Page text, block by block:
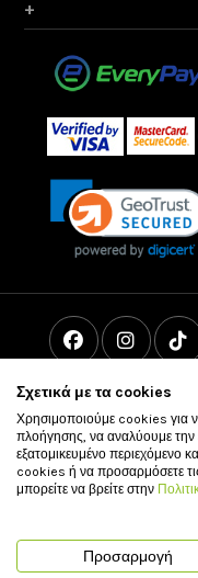
+
© 2011 -
Σχετικά με τα cookies
Χρησιμοποιούμε cookies για
πλοήγησης, να αναλύουμε την
εξατομικευμένο περιεχόμενο
cookies ή να προσαρμόσετε
μπορείτε να βρείτε στην
Προσαρμογή